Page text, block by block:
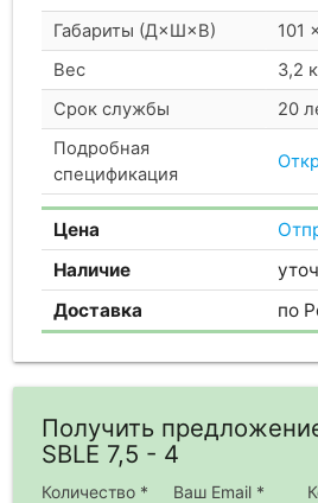
Габариты (Д×Ш×В)
101
Вес
3,2
Срок службы
20
Подробная
спецификация
Цена
Наличие
Доставка
по
Получить
SBLE 7,5 - 4
Количество * Ваш Email *